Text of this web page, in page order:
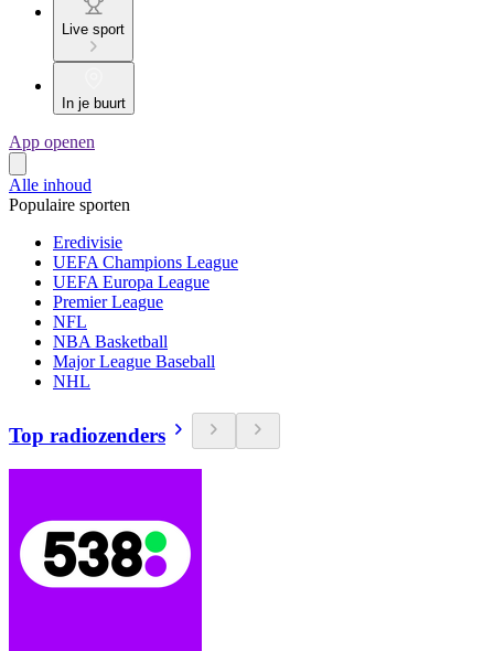
Live sport
In je buurt
App openen
Alle inhoud
Populaire sporten
Eredivisie
UEFA Champions League
UEFA Europa League
Premier League
NFL
NBA Basketball
Major League Baseball
NHL
Top radiozenders